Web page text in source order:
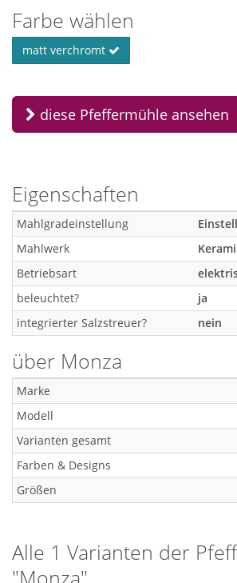
Farbe wählen
matt verchromt
diese Pfeffermühle ansehen
Eigenschaften
Mahlgradeinstellung
Mahlwerk
Betriebsart
beleuchtet?
ja
integrierter Salzstreuer?
nein
über Monza
Marke
Modell
Varianten gesamt
Farben & Designs
Größen
Alle 1 Varianten der
"Monza"